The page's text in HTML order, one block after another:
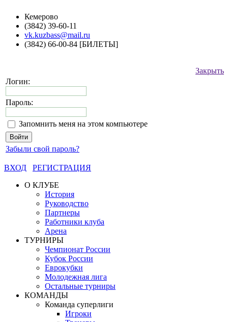
Кемерово
(3842) 39-60-11
vk.kuzbass@mail.ru
(3842) 66-00-84 [БИЛЕТЫ]
Закрыть
Логин:
Пароль:
Запомнить меня на этом компьютере
Забыли свой пароль?
ВХОД
РЕГИСТРАЦИЯ
О КЛУБЕ
История
Руководство
Партнеры
Работники клуба
Арена
ТУРНИРЫ
Чемпионат России
Кубок России
Еврокубки
Молодежная лига
Остальные турниры
КОМАНДЫ
Команда суперлиги
Игроки